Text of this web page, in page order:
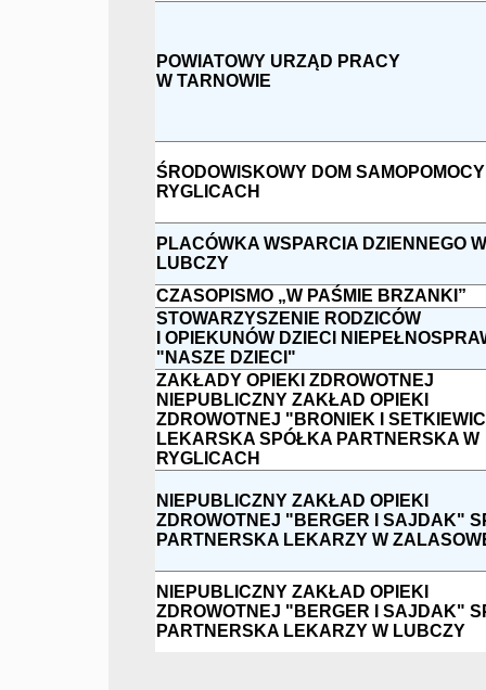
POWIATOWY URZĄD PRACY
W TARNOWIE
ŚRODOWISKOWY DOM
RYGLICACH
PLACÓWKA WSPARCIA DZIENNEGO W
LUBCZY
CZASOPISMO „W PAŚMIE BRZANKI”
STOWARZYSZENIE RODZICÓW
I OPIEKUNÓW DZIECI
"NASZE DZIECI"
ZAKŁADY OPIEKI ZDROWOTNEJ
NIEPUBLICZNY ZAKŁAD OPIEKI
ZDROWOTNEJ "BRONIEK I
LEKARSKA SPÓŁKA PARTNERSKA W
RYGLICACH
NIEPUBLICZNY ZAKŁAD OPIEKI
ZDROWOTNEJ "BERGER I SAJDAK"
PARTNERSKA LEKARZY W
NIEPUBLICZNY ZAKŁAD OPIEKI
ZDROWOTNEJ "BERGER I SAJDAK"
PARTNERSKA LEKARZY W LUBCZY